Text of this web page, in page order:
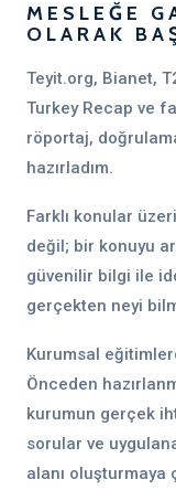
MESLEĞE
OLARAK
Teyit.org, Bianet,
Turkey Recap ve
röportaj,
hazırladım.
Farklı konular
değil; bir konuyu
güvenilir bilgi ile
gerçekten neyi
Kurumsal
Önceden
kurumun gerçek
sorular ve
alanı oluşturmaya